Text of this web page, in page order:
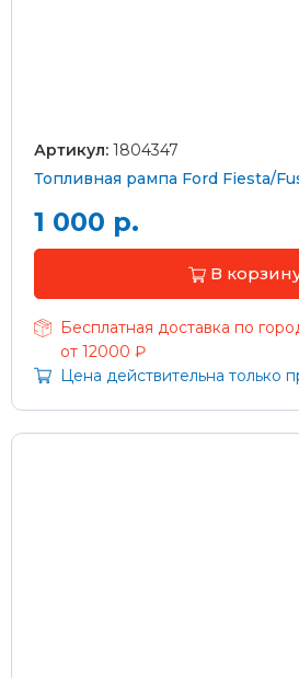
Артикул: 1804347
Топливная рампа Ford Fiesta/
1 000 р.
В
Бесплатная доставка по
от 12000 ₽
Цена действительна только